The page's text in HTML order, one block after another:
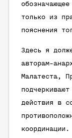
только из
пояснения
Здесь я
авторам-
Малатеста,
действия в